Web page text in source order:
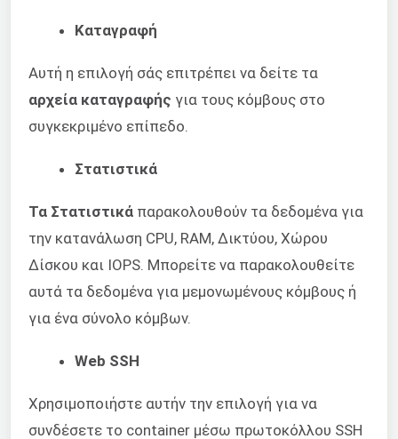
Καταγραφή
Αυτή η επιλογή σάς επιτρέπει να δείτε τα
αρχεία καταγραφής για τους κόμβους στο
συγκεκριμένο επίπεδο.
Στατιστικά
Τα Στατιστικά παρακολουθούν τα δεδομένα για
την κατανάλωση CPU, RAM, Δικτύου, Χώρου
Δίσκου και IOPS. Μπορείτε να παρακολουθείτε
αυτά τα δεδομένα για μεμονωμένους κόμβους ή
για ένα σύνολο κόμβων.
Web SSH
Χρησιμοποιήστε αυτήν την επιλογή για να
συνδέσετε το container μέσω πρωτοκόλλου SSH